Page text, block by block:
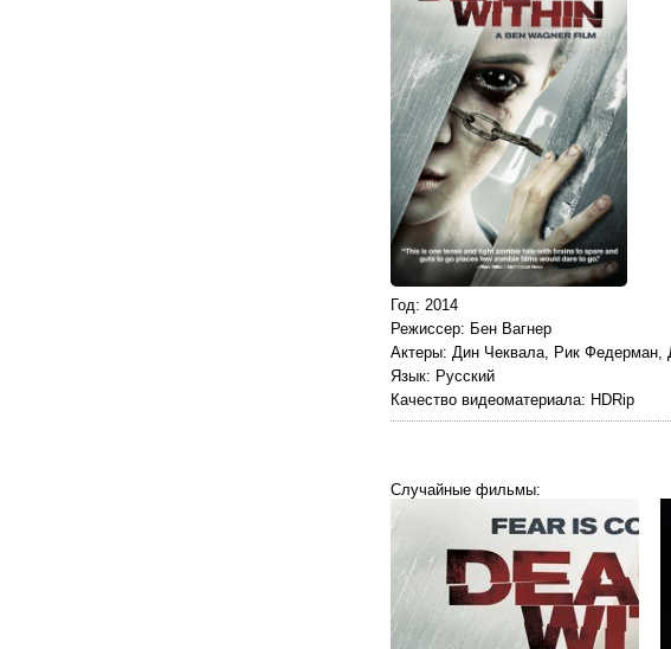
Год: 2014
Режиссер: Бен Вагнер
Актеры: Дин Чеквала, Рик Федерман,
Язык: Русский
Качество видеоматериала: HDRip
Случайные фильмы: